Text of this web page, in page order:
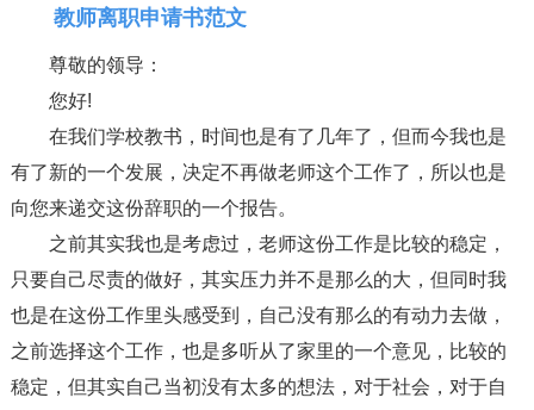
教师离职申请书范文
尊敬的领导：
您好!
在我们学校教书，时间也是有了几年了，但而今我也是
有了新的一个发展，决定不再做老师这个工作了，所以也是
向您来递交这份辞职的一个报告。
之前其实我也是考虑过，老师这份工作是比较的稳定，
只要自己尽责的做好，其实压力并不是那么的大，但同时我
也是在这份工作里头感受到，自己没有那么的有动力去做，
之前选择这个工作，也是多听从了家里的一个意见，比较的
稳定，但其实自己当初没有太多的想法，对于社会，对于自